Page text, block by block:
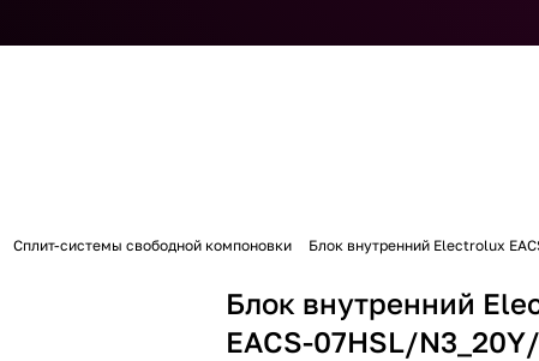
Сплит-системы свободной компоновки Блок внутренний Electrolux
Блок внутренний
EACS-07HSL/